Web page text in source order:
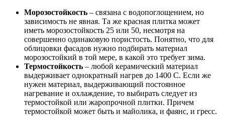
Морозостойкость – связана с водопоглощением, но
зависимость не явная. Та же красная плитка может
иметь морозостойкость 25 или 50, несмотря на
совершенно одинаковую пористость. Понятно, что для
облицовки фасадов нужно подбирать материал
морозостойкий в той мере, в какой это требует зима.
Термостойкость – любой керамический материал
выдерживает однократный нагрев до 1400 С. Если же
нужен материал, выдерживающий постоянное
нагревание и охлаждение, то выбирать следует из
термостойкой или жаропрочной плитки. Причем
термостойкой может быть и майолика, и фаянс, и гресс.